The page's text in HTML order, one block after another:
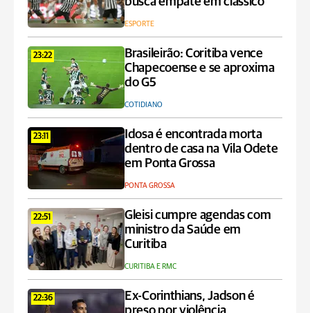
ESPORTE
23:22
Brasileirão: Coritiba vence
Chapecoense e se aproxima
do G5
COTIDIANO
23:11
Idosa é encontrada morta
dentro de casa na Vila Odete
em Ponta Grossa
PONTA GROSSA
22:51
Gleisi cumpre agendas com
ministro da Saúde em
Curitiba
CURITIBA E RMC
22:36
Ex-Corinthians, Jadson é